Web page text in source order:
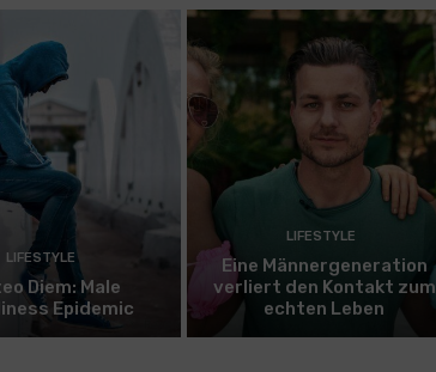
LIFESTYLE
Diem: Male
Epidemic
LIFESTYLE
Eine Männergeneration
verliert den Kontakt zum
echten Leben